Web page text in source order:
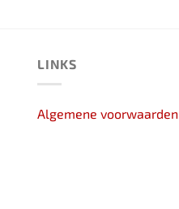
LINKS
Algemene voorwaarden